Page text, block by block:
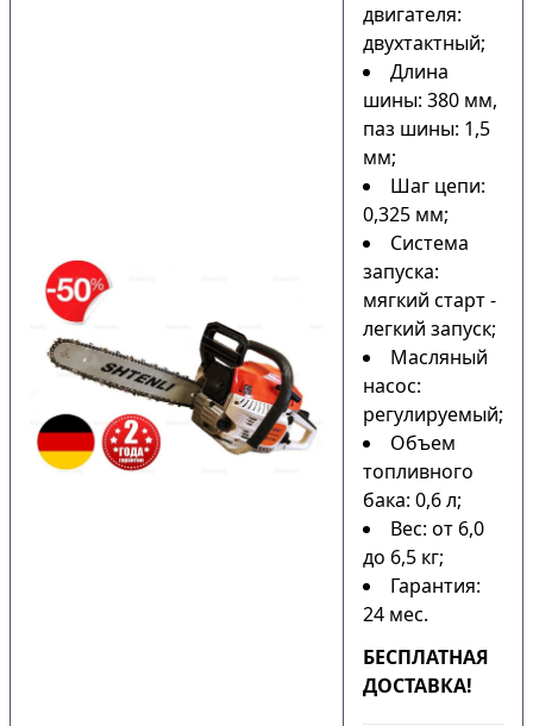
двигателя:
двухтактный;
Длина
шины: 380 мм,
паз шины: 1,5
мм;
Шаг цепи:
0,325 мм;
Система
запуска:
мягкий старт -
легкий запуск;
Масляный
насос:
регулируемый;
Объем
топливного
бака: 0,6 л;
Вес: от 6,0
до 6,5 кг;
Гарантия:
24 мес.
БЕСПЛАТНАЯ
ДОСТАВКА!